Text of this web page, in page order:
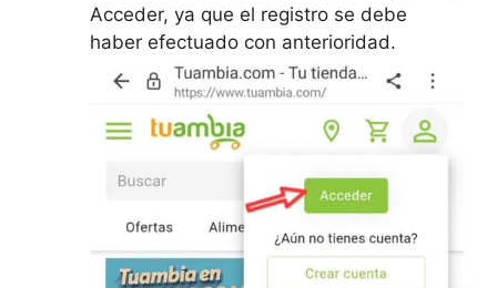
Acceder, ya que el registro se debe
haber efectuado con anterioridad.